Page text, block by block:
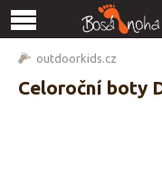
outdoorkids.cz
Celoroční boty